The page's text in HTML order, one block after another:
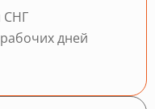
СНГ
дней